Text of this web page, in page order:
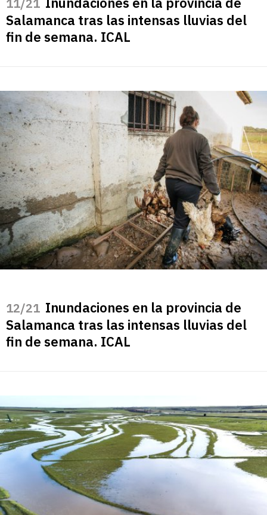
/21
Salamanca tras las intensas lluvias del
fin de semana. ICAL
/21 Inundaciones en la provincia de
Salamanca tras las intensas lluvias del
fin de semana. ICAL